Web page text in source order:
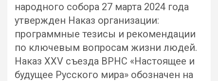
народного собора 27 марта 2024 года
утвержден Наказ организации:
программные тезисы и рекомендации
по ключевым вопросам жизни людей.
Наказ XXV съезда ВРНС «Настоящее и
будущее Русского мира» обозначен на